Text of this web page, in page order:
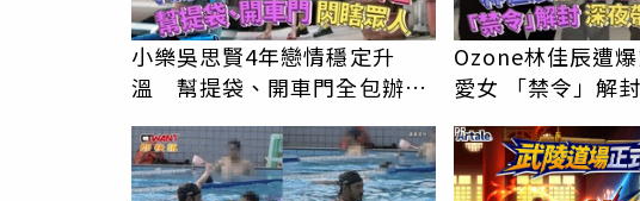
小樂吳思賢4年戀情穩定升
溫 幫提袋、開車門全包辦閃
瞎眾人
Ozone林佳辰遭
愛女 「禁令」解封深夜帶安吉
返家
PR